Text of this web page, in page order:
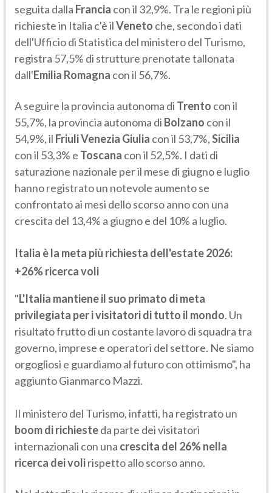
seguita dalla Francia con il 32,9%. Tra le regioni più
richieste in Italia c'è ilVeneto che, secondo i dati
dell'Ufficio di Statistica del ministero del Turismo,
registra 57,5% di strutture prenotate tallonata
dall'Emilia Romagna con il 56,7%.
A seguire la provincia autonoma di Trento con il
55,7%, la provincia autonoma di Bolzano con il
54,9%, il Friuli Venezia Giulia con il 53,7%,Sicilia
con il 53,3% e Toscana con il 52,5%. I dati di
saturazione nazionale per il mese di giugno e luglio
hanno registrato un notevole aumento se
confrontato ai mesi dello scorso anno con una
crescita del 13,4% a giugno e del 10% a luglio.
Italia è la meta più richiesta dell'estate 2026:
+26% ricerca voli
"L'Italia mantiene il suo primato di meta
privilegiata per i visitatori di tutto il mondo. Un
risultato frutto di un costante lavoro di squadra tra
governo, imprese e operatori del settore. Ne siamo
orgogliosi e guardiamo al futuro con ottimismo", ha
aggiunto Gianmarco Mazzi.
Il ministero del Turismo, infatti, ha registrato un
boom di richiesteda parte dei visitatori
internazionali con una crescita del 26% nella
ricerca dei volirispetto allo scorso anno.